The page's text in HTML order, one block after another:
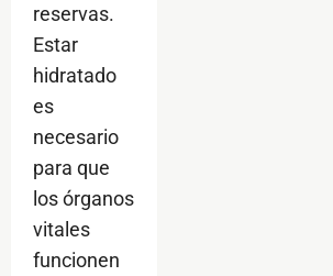
reservas.
Estar
hidratado
es
necesario
para que
los órganos
vitales
funcionen